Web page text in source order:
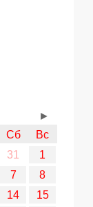
Сб
Вс
31
1
7
8
14
15
►